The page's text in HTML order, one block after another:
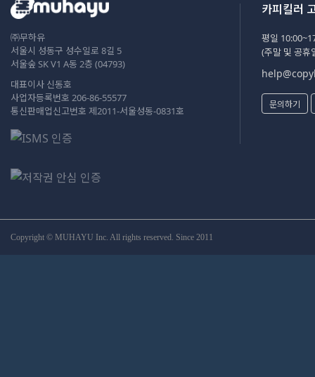
㈜무하유
서울시 성동구 성수일로 8길 5
서울숲 SK V1 A동 2층 (04793)
대표이사 신동호
사업자등록번호 206-86-55577
통신판매업신고번호 제2011-서울성동-0831호
카피킬러
평일
(주말 및 공휴
문의하기
Copyright © MUHAYU Inc. All rights reserved. Since 2011